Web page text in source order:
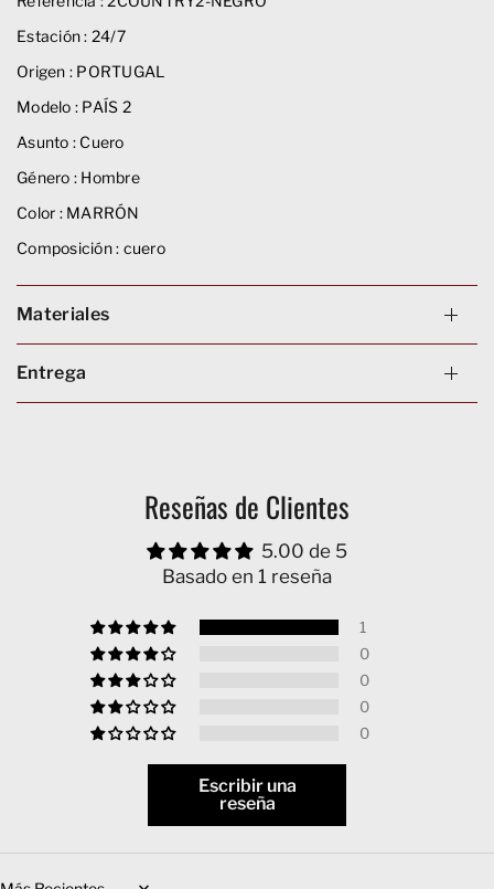
Estación : 24/7
Origen : PORTUGAL
Modelo : PAÍS 2
Asunto : Cuero
Género : Hombre
Color :MARRÓN
Composición : cuero
Materiales
Entrega
Reseñas de Clientes
5.00 de 5
Basado en 1 reseña
1
0
0
0
0
Escribir una
reseña